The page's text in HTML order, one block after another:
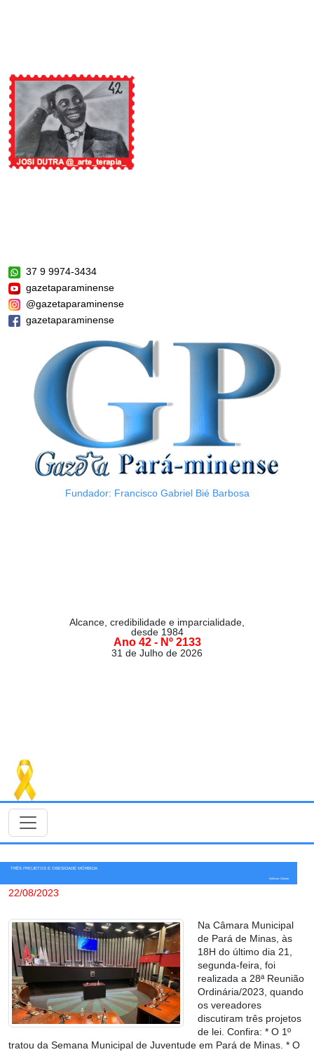
37 9 9974-3434
gazetaparaminense
@gazetaparaminense
gazetaparaminense
Fundador: Francisco Gabriel Bié Barbosa
Alcance, credibilidade e imparcialidade,
desde 1984
Ano 42 - Nº 2133
31 de Julho de 2026
TRÊS PROJETOS E OBESIDADE MÓRBIDA
Notícias Câmara
22/08/2023
Na Câmara Municipal
de Pará de Minas, às
18H do último dia 21,
segunda-feira, foi
realizada a 28ª Reunião
Ordinária/2023, quando
os vereadores
discutiram três projetos
de lei. Confira: * O 1º
tratou da Semana Municipal de Juventude em Pará de Minas. * O